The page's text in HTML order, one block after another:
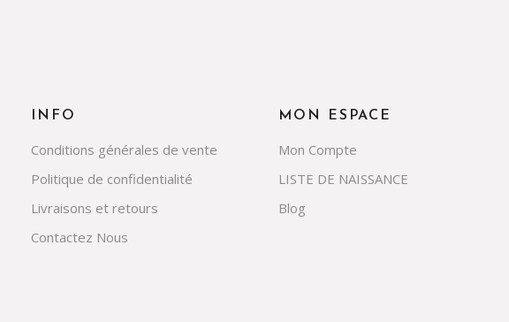
INFO
Conditions générales de vente
Politique de confidentialité
Livraisons et retours
Contactez Nous
MON ESPACE
Mon Compte
LISTE DE NAISSANCE
Blog